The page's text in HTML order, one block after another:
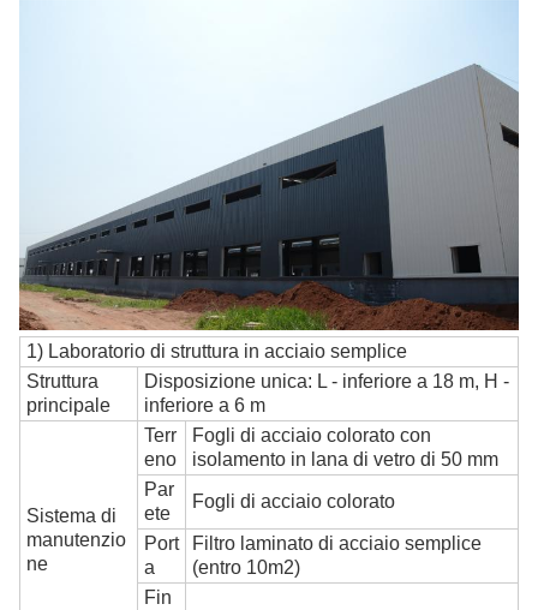
1) Laboratorio di struttura in acciaio semplice
Struttura
principale
Disposizione unica: L - inferiore a 18 m, H -
inferiore a 6 m
Sistema di
manutenzio
ne
Terr
eno
Fogli di acciaio colorato con
isolamento in lana di vetro di 50 mm
Par
ete
Fogli di acciaio colorato
Port
a
Filtro laminato di acciaio semplice
(entro 10m2)
Fin